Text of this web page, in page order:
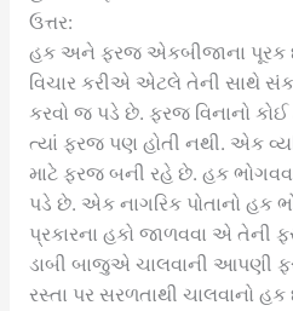
ઉત્તર:
હક અને ફરજ એકબીજાના
વિચાર કરીએ એટલે તેની સાથે
કરવો જ પડે છે. ફરજ વિનાનો
ત્યાં ફરજ પણ હોતી નથી. એક
માટે ફરજ બની રહે છે. હક
પડે છે. એક નાગરિક પોતાનો હક
પ્રકારના હકો જાળવવા એ તેની
ડાબી બાજુએ ચાલવાની આપણી
રસ્તા પર સરળતાથી ચાલવાનો